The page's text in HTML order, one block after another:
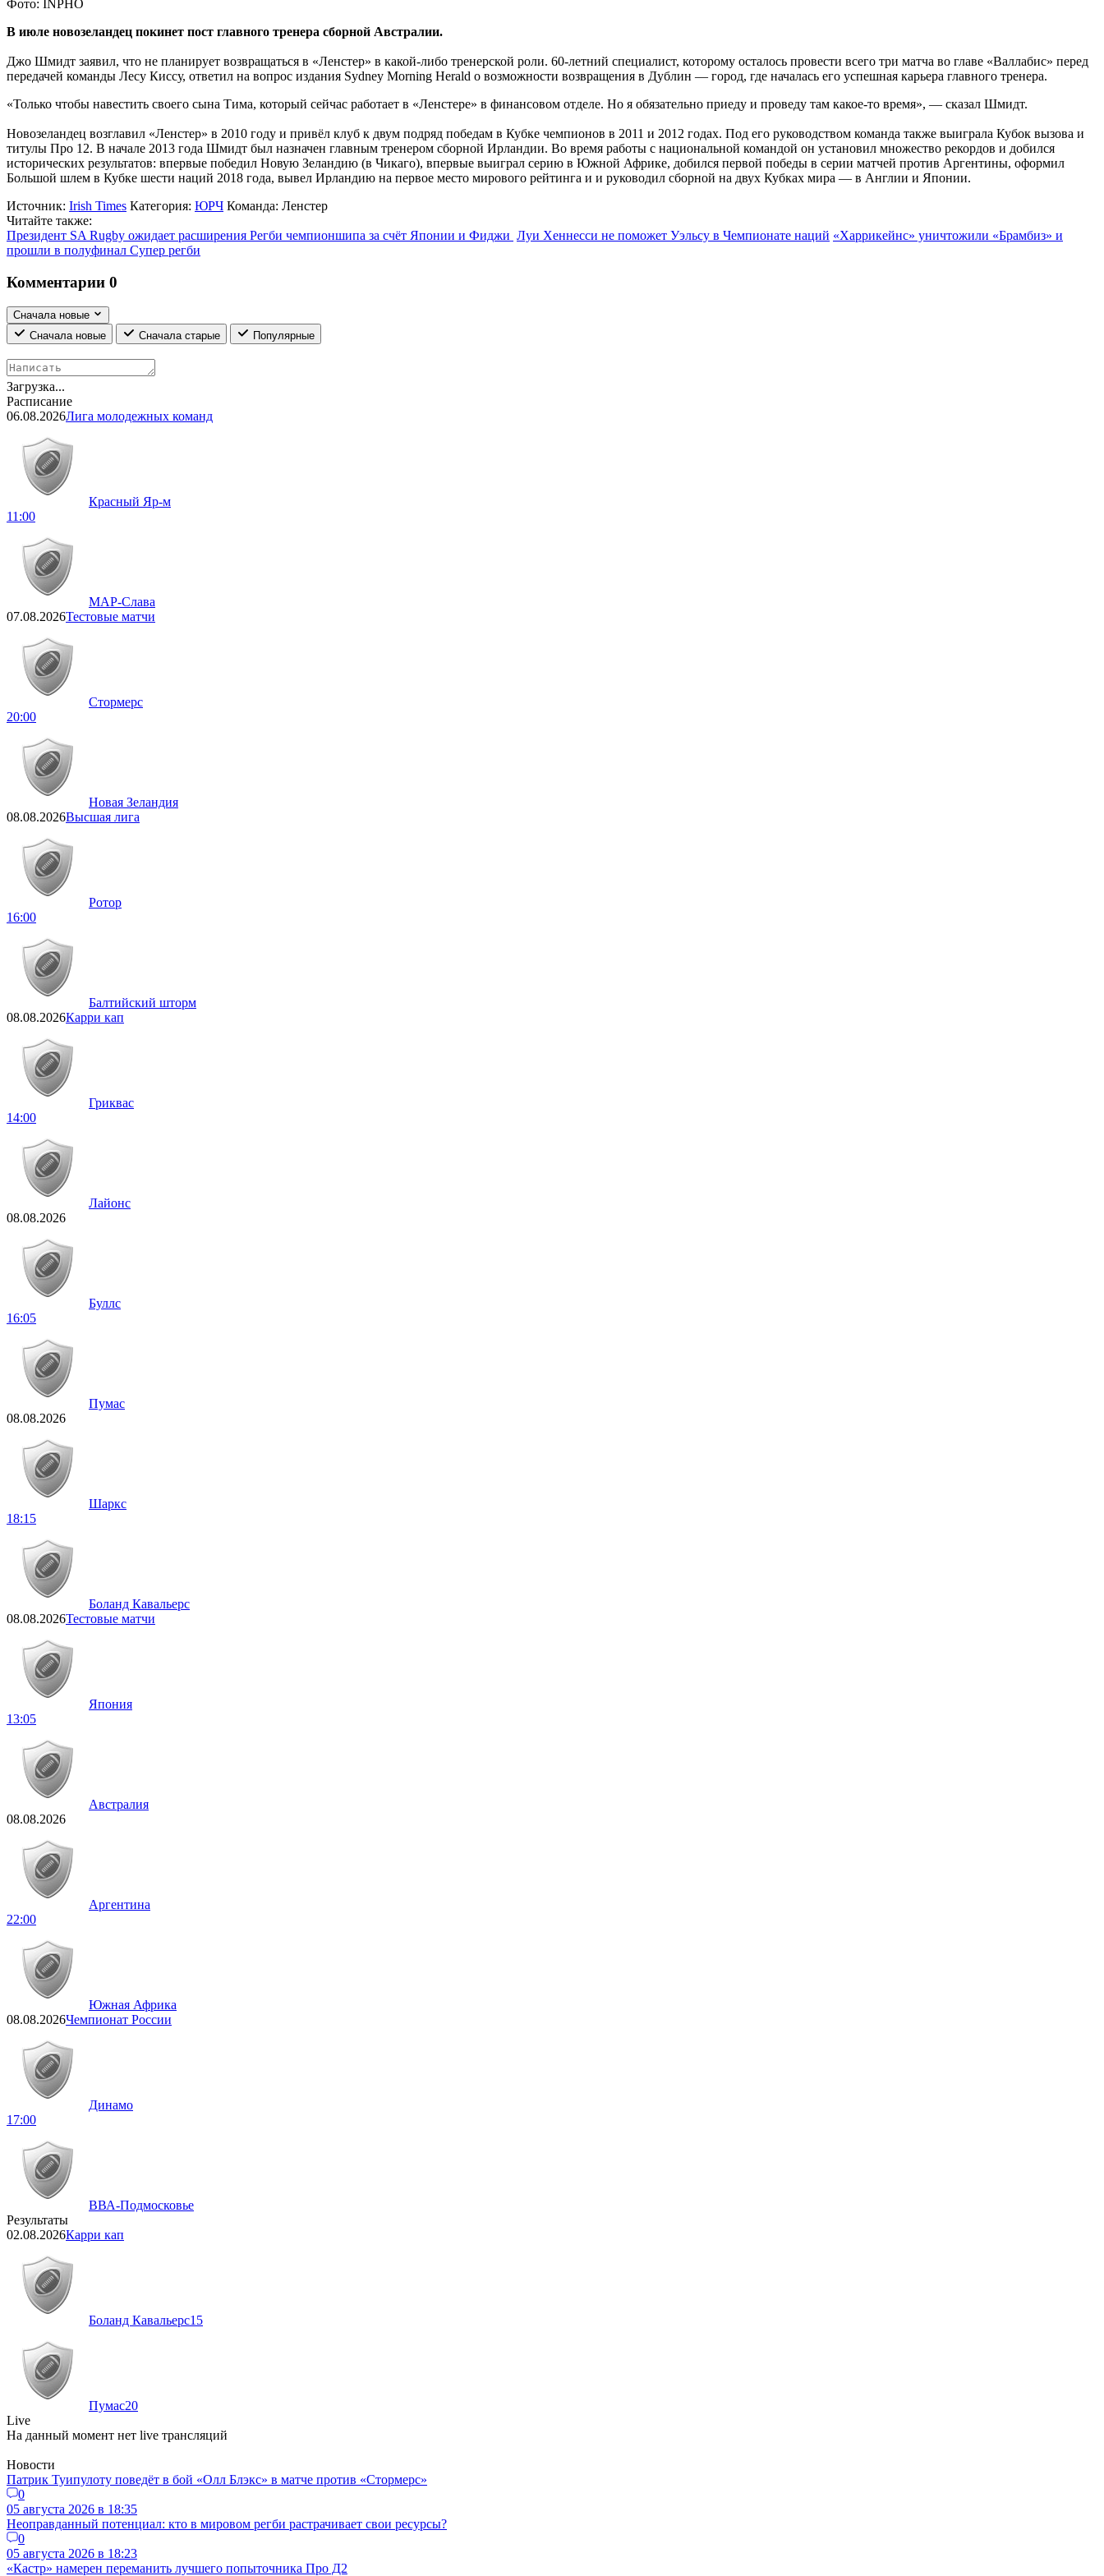
Фото: INPHO
В июле новозеландец покинет пост главного тренера сборной Австралии.
Джо Шмидт заявил, что не планирует возвращаться в «Ленстер» в какой-либо тренерской роли. 60-летний специалист, которому осталось провести всего три матча во главе «Валлабис» перед
передачей команды Лесу Киссу, ответил на вопрос издания Sydney Morning Herald о возможности возвращения в Дублин — город, где началась его успешная карьера главного тренера.
«Только чтобы навестить своего сына Тима, который сейчас работает в «Ленстере» в финансовом отделе. Но я обязательно приеду и проведу там какое-то время», — сказал Шмидт.
Новозеландец возглавил «Ленстер» в 2010 году и привёл клуб к двум подряд победам в Кубке чемпионов в 2011 и 2012 годах. Под его руководством команда также выиграла Кубок вызова и
титулы Про 12. В начале 2013 года Шмидт был назначен главным тренером сборной Ирландии. Во время работы с национальной командой он установил множество рекордов и добился
исторических результатов: впервые победил Новую Зеландию (в Чикаго), впервые выиграл серию в Южной Африке, добился первой победы в серии матчей против Аргентины, оформил
Большой шлем в Кубке шести наций 2018 года, вывел Ирландию на первое место мирового рейтинга и и руководил сборной на двух Кубках мира — в Англии и Японии.
Источник: Irish Times Категория: ЮРЧ Команда: Ленстер
Читайте также:
Президент SA Rugby ожидает расширения Регби чемпионшипа за счёт Японии и Фиджи Луи Хеннесси не поможет Уэльсу в Чемпионате наций «Харрикейнс» уничтожили «Брамбиз» и
прошли в полуфинал Супер регби
Комментарии 0
Сначала новые
Сначала новые
Сначала старые Популярные
Загрузка...
Расписание
06.08.2026Лига молодежных команд
Красный Яр-м
11:00
МАР-Слава
07.08.2026Тестовые матчи
Стормерс
20:00
Новая Зеландия
08.08.2026Высшая лига
Ротор
16:00
Балтийский шторм
08.08.2026Карри кап
Гриквас
14:00
Лайонс
08.08.2026
Буллс
16:05
Пумас
08.08.2026
Шаркс
18:15
Боланд Кавальерс
08.08.2026Тестовые матчи
Япония
13:05
Австралия
08.08.2026
Аргентина
22:00
Южная Африка
08.08.2026Чемпионат России
Динамо
17:00
ВВА-Подмосковье
Результаты
02.08.2026Карри кап
Боланд Кавальерс15
Пумас20
Live
На данный момент нет live трансляций
Новости
Патрик Туипулоту поведёт в бой «Олл Блэкс» в матче против «Стормерс»
0
05 августа 2026 в 18:35
Неоправданный потенциал: кто в мировом регби растрачивает свои ресурсы?
0
05 августа 2026 в 18:23
«Кастр» намерен переманить лучшего попыточника Про Д2